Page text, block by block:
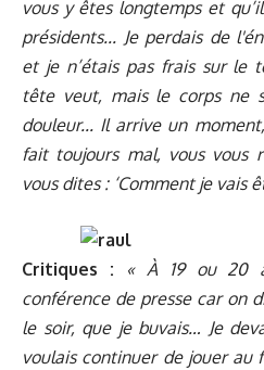
vous y êtes longtemps et
présidents... Je perdais de
et je n’étais pas frais sur le
tête veut, mais le corps ne
douleur... Il arrive un
fait toujours mal, vous vous
vous dites : ‘Comment je vais
Critiques :
« À 19 ou 20
conférence de presse car on
le soir, que je buvais… Je
voulais continuer de jouer au